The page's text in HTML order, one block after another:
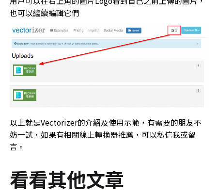
也可以繼續編輯它們
以上就是Vectorizer的介紹及使用示範，有需要的朋友不
妨一試，如果有相關線上轉換器推薦，可以私信我或留
言。
看看其他文章